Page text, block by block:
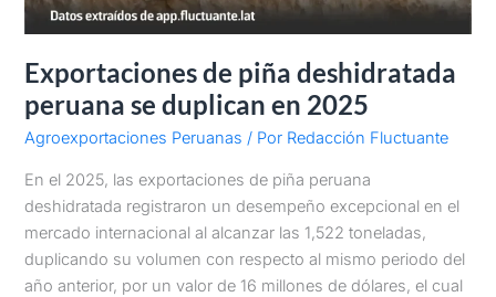
Exportaciones de piña deshidratada
peruana se duplican en 2025
Agroexportaciones Peruanas / Por Redacción Fluctuante
En el 2025, las exportaciones de piña peruana
deshidratada registraron un desempeño excepcional en el
mercado internacional al alcanzar las 1,522 toneladas,
duplicando su volumen con respecto al mismo periodo del
año anterior, por un valor de 16 millones de dólares, el cual